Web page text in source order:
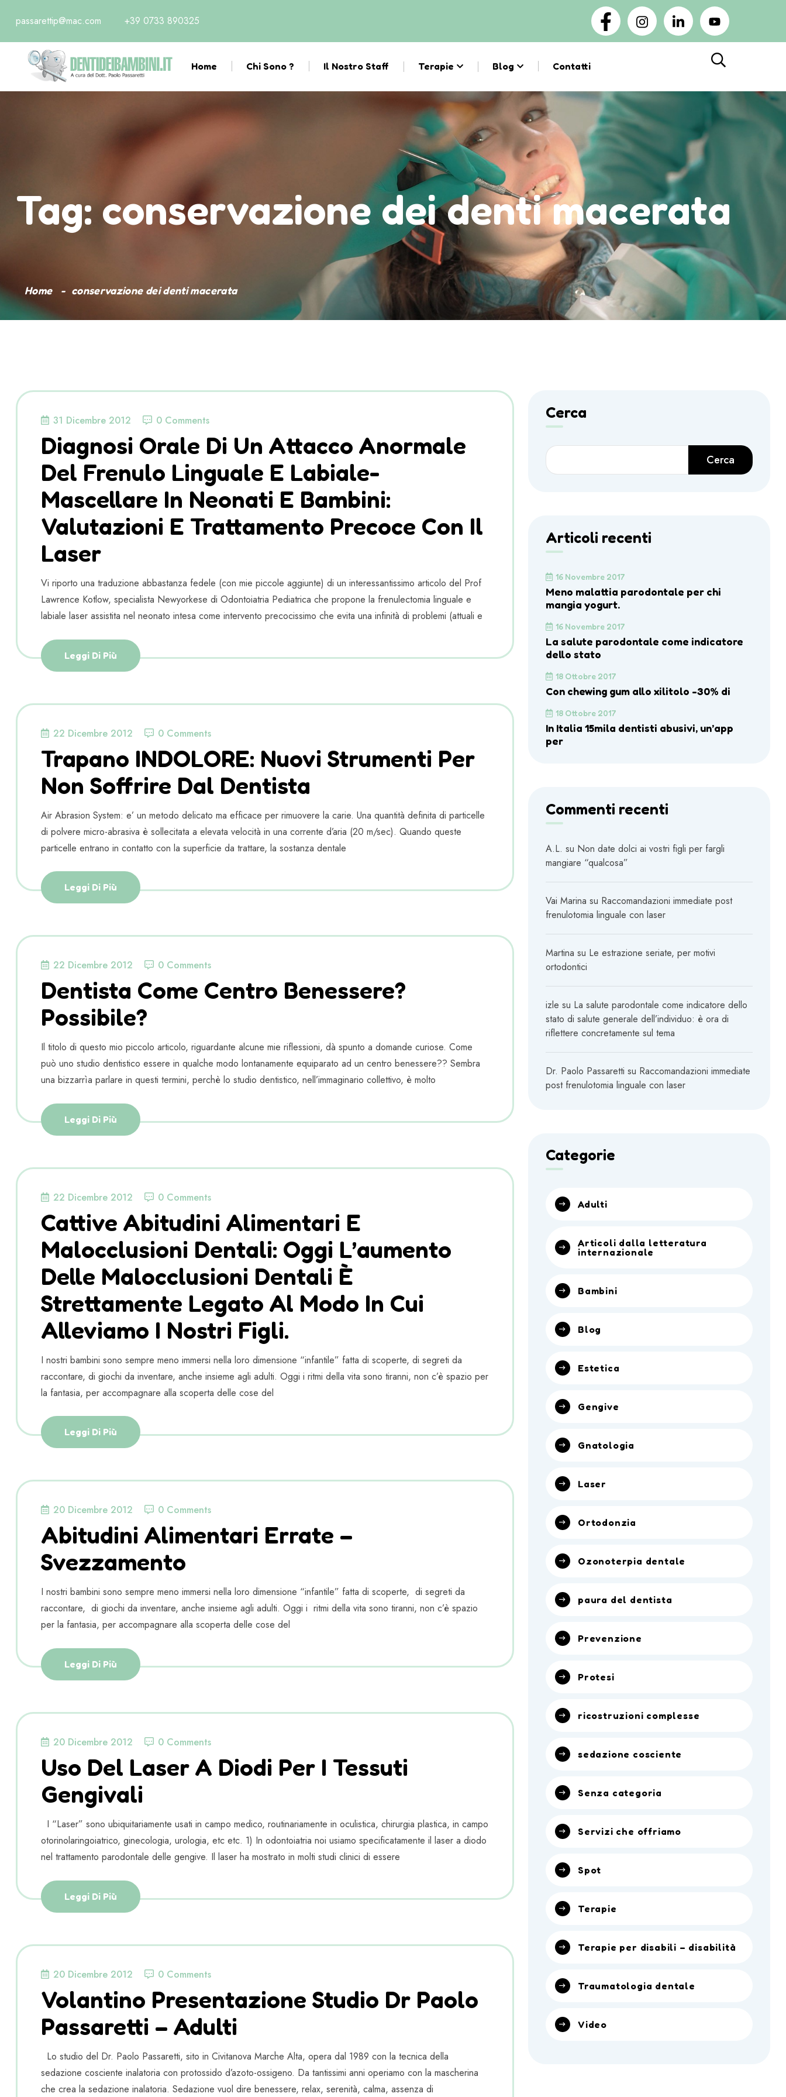
passarettip@mac.com +39 0733 890325
Home Chi Sono ? Il Nostro Staff Terapie Blog Contatti
Tag:conservazione dei denti macerata
Home conservazione dei denti macerata
31 Dicembre 2012 0 Comments
Diagnosi Orale Di Un Attacco Anormale
Del Frenulo Linguale E Labiale-
Mascellare In Neonati E Bambini:
Valutazioni E Trattamento Precoce Con Il
Laser
Vi riporto una traduzione abbastanza fedele (con mie piccole aggiunte) di un interessantissimo articolo del Prof
Lawrence Kotlow, specialista Newyorkese di Odontoiatria Pediatrica che propone la frenulectomia linguale e
labiale laser assistita nel neonato intesa come intervento precocissimo che evita una infinità di problemi (attuali e
Leggi Di Più
22 Dicembre 2012 0 Comments
Trapano INDOLORE: Nuovi Strumenti Per
Non Soffrire Dal Dentista
Air Abrasion System: e’ un metodo delicato ma efficace per rimuovere la carie. Una quantità definita di particelle
di polvere micro-abrasiva è sollecitata a elevata velocità in una corrente d’aria (20 m/sec). Quando queste
particelle entrano in contatto con la superficie da trattare, la sostanza dentale
Leggi Di Più
22 Dicembre 2012 0 Comments
Dentista Come Centro Benessere?
Possibile?
Il titolo di questo mio piccolo articolo, riguardante alcune mie riflessioni, dà spunto a domande curiose. Come
può uno studio dentistico essere in qualche modo lontanamente equiparato ad un centro benessere?? Sembra
una bizzarrìa parlare in questi termini, perchè lo studio dentistico, nell’immaginario collettivo, è molto
Leggi Di Più
22 Dicembre 2012 0 Comments
Cattive Abitudini Alimentari E
Malocclusioni Dentali: Oggi L’aumento
Delle Malocclusioni Dentali È
Strettamente Legato Al Modo In Cui
Alleviamo I Nostri Figli.
I nostri bambini sono sempre meno immersi nella loro dimensione “infantile” fatta di scoperte, di segreti da
raccontare, di giochi da inventare, anche insieme agli adulti. Oggi i ritmi della vita sono tiranni, non c’è spazio per
la fantasia, per accompagnare alla scoperta delle cose del
Leggi Di Più
20 Dicembre 2012 0 Comments
Abitudini Alimentari Errate –
Svezzamento
I nostri bambini sono sempre meno immersi nella loro dimensione “infantile” fatta di scoperte, di segreti da
raccontare, di giochi da inventare, anche insieme agli adulti. Oggi i ritmi della vita sono tiranni, non c’è spazio
per la fantasia, per accompagnare alla scoperta delle cose del
Leggi Di Più
20 Dicembre 2012 0 Comments
Uso Del Laser A Diodi Per I Tessuti
Gengivali
I “Laser” sono ubiquitariamente usati in campo medico, routinariamente in oculistica, chirurgia plastica, in campo
otorinolaringoiatrico, ginecologia, urologia, etc etc. 1) In odontoiatria noi usiamo specificatamente il laser a diodo
nel trattamento parodontale delle gengive. Il laser ha mostrato in molti studi clinici di essere
Leggi Di Più
20 Dicembre 2012 0 Comments
Volantino Presentazione Studio Dr Paolo
Passaretti – Adulti
Lo studio del Dr. Paolo Passaretti, sito in Civitanova Marche Alta, opera dal 1989 con la tecnica della
sedazione cosciente inalatoria con protossido d’azoto-ossigeno. Da tantissimi anni operiamo con la mascherina
che crea la sedazione inalatoria. Sedazione vuol dire benessere, relax, serenità, calma, assenza di
Cerca
Cerca
Articoli recenti
16 Novembre 2017
Meno malattia parodontale per chi
mangia yogurt.
16 Novembre 2017
La salute parodontale come indicatore
dello stato
18 Ottobre 2017
Con chewing gum allo xilitolo -30% di
18 Ottobre 2017
In Italia 15mila dentisti abusivi, un’app
per
Commenti recenti
A.L. su Non date dolci ai vostri figli per fargli
mangiare “qualcosa”
Vai Marina su Raccomandazioni immediate post
frenulotomia linguale con laser
Martina su Le estrazione seriate, per motivi
ortodontici
izle su La salute parodontale come indicatore dello
stato di salute generale dell’individuo: è ora di
riflettere concretamente sul tema
Dr. Paolo Passaretti su Raccomandazioni immediate
post frenulotomia linguale con laser
Categorie
Adulti
Articoli dalla letteratura
internazionale
Bambini
Blog
Estetica
Gengive
Gnatologia
Laser
Ortodonzia
Ozonoterpia dentale
paura del dentista
Prevenzione
Protesi
ricostruzioni complesse
sedazione cosciente
Senza categoria
Servizi che offriamo
Spot
Terapie
Terapie per disabili – disabilità
Traumatologia dentale
Video